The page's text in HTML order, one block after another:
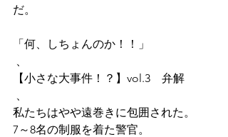
だ。
「何、しちょんのか！！」
、
【小さな大事件！？】vol.3　弁解
、
私たちはやや遠巻きに包囲された。
7～8名の制服を着た警官。